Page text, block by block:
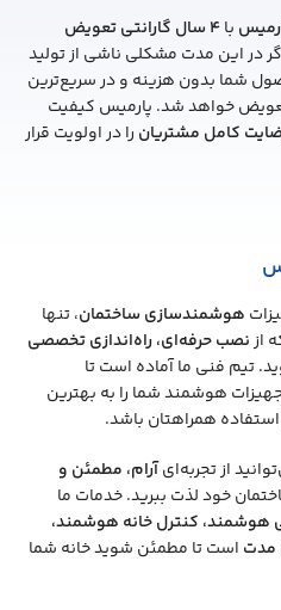
با4 سال گارانتی تعویض
در این مدت مشکلی ناشی از تولید
شما بدون هزینه و در سریع‌ترین
خواهد شد. پارمیس کیفیت
کامل مشتریان را در اولویت قرار
هوشمندسازی ساختمان، تنها
ازنصب حرفه‌ای، راه‌اندازی تخصصی
تیم فنی ما آماده است تا
هوشمند شما را به بهترین
همراهتان باشد.
از تجربه‌ایآرام، مطمئن و
خود لذت ببرید. خدمات ما
هوشمند، کنترل خانه هوشمند،
مدت است تا مطمئن شوید خانه شما